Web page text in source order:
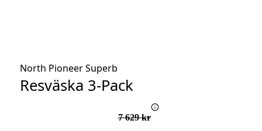
North Pioneer Superb
Resväska 3-Pack
7 629 kr